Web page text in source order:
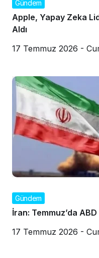
Gündem
Apple, Yapay Zeka
Aldı
17 Temmuz 2026 -
Gündem
İran: Temmuz’da
17 Temmuz 2026 -